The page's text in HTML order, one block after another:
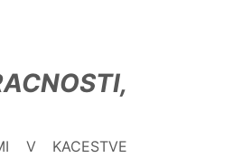
V KACESTVE